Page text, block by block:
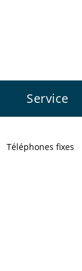
Service
Téléphones fixes